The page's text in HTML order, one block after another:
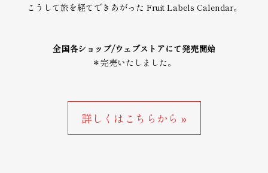
こうして旅を経てできあがった Fruit Labels Calendar。
全国各ショップ/ウェブストアにて発売開始
＊完売いたしました。
詳しくはこちらから »